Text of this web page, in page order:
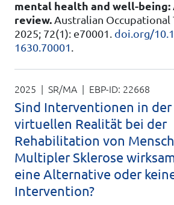
mental health and well-being:
review. Australian Occupational
2025; 72(1): e70001. doi.org/
1630.70001 .
2025 | SR/MA | EBP-ID: 22668
Sind Interventionen in der
virtuellen Realität bei der
Rehabilitation von
Multipler Sklerose
eine Alternative oder
Intervention?